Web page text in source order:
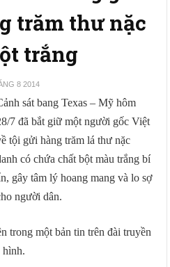
trăm thư nặc
trắng
8 2014
sát bang Texas – Mỹ hôm
7 đã bắt giữ một người gốc Việt
tội gửi hàng trăm lá thư nặc
có chứa chất bột màu trắng bí
gây tâm lý hoang mang và lo sợ
người dân.
trong một bản tin trên đài truyền
hình.